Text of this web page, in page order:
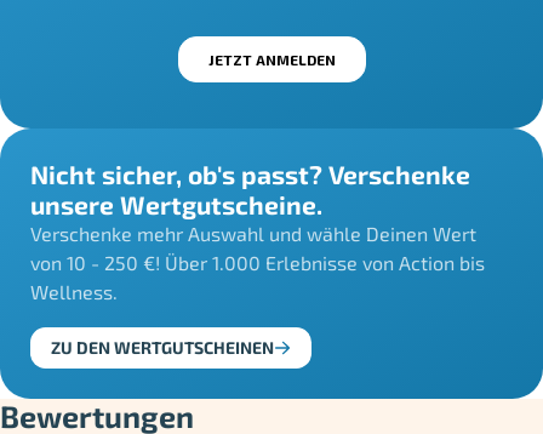
Nicht sicher, ob's passt? Verschenke
unsere Wertgutscheine.
Verschenke mehr Auswahl und wähle Deinen Wert
von 10 - 250 €! Über 1.000 Erlebnisse von Action bis
Wellness.
ZU DEN WERTGUTSCHEINEN
Bewertungen